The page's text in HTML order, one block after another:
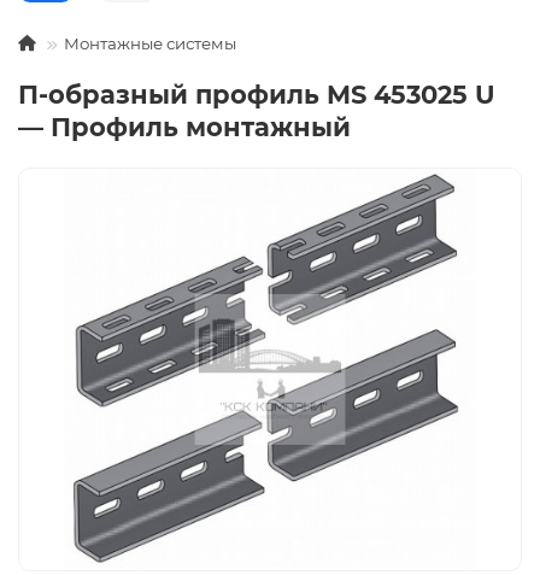
Монтажные системы
П-образный профиль MS 453025 U
— Профиль монтажный